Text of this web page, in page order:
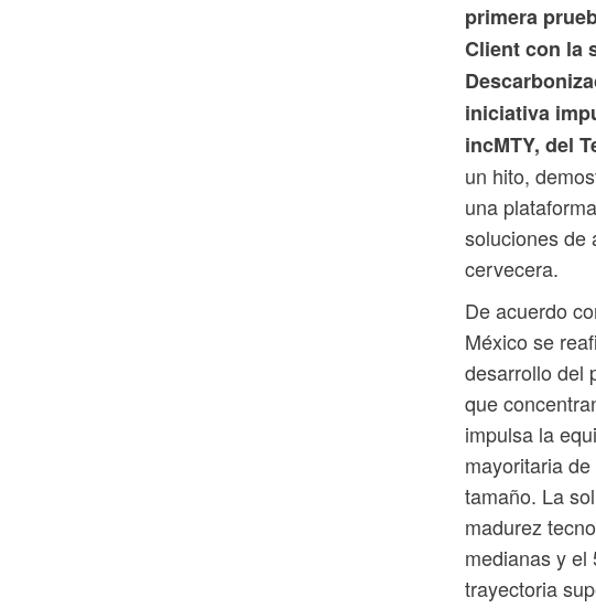
primera
Client con la
iniciativa
incMTY, del
un hito,
una
soluciones de
cervecera.
De acuerdo
México se
desarrollo del
que
impulsa la
mayoritaria
tamaño. La
madurez
medianas y el
trayectoria